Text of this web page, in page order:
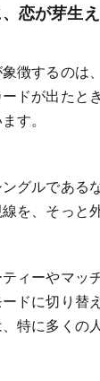
恋が芽生
徴するのは
ドが出たと
す。
グルである
を、そっと
ィーやマッ
ドに切り替
、特に多く